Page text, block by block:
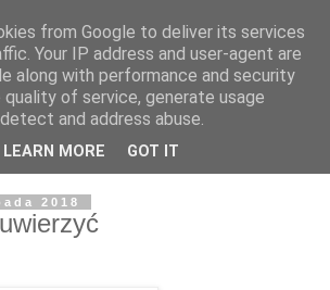
w REALNYM
Bartosika
2018
from Google to deliver its services
Your IP address and user-agent are
along with performance and security
of service, generate usage
and address abuse.
LEARN MORE GOT IT